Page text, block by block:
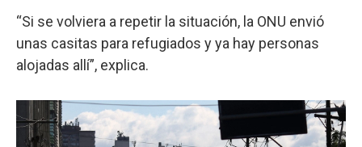
“Si se volviera a repetir la situación, la ONU envió
unas casitas para refugiados y ya hay personas
alojadas allí”, explica.